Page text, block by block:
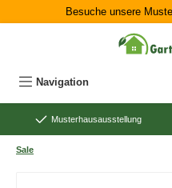
Zum Hauptinhalt springen
Besuche unsere
Navigation
Musterhausausstellung
Sale